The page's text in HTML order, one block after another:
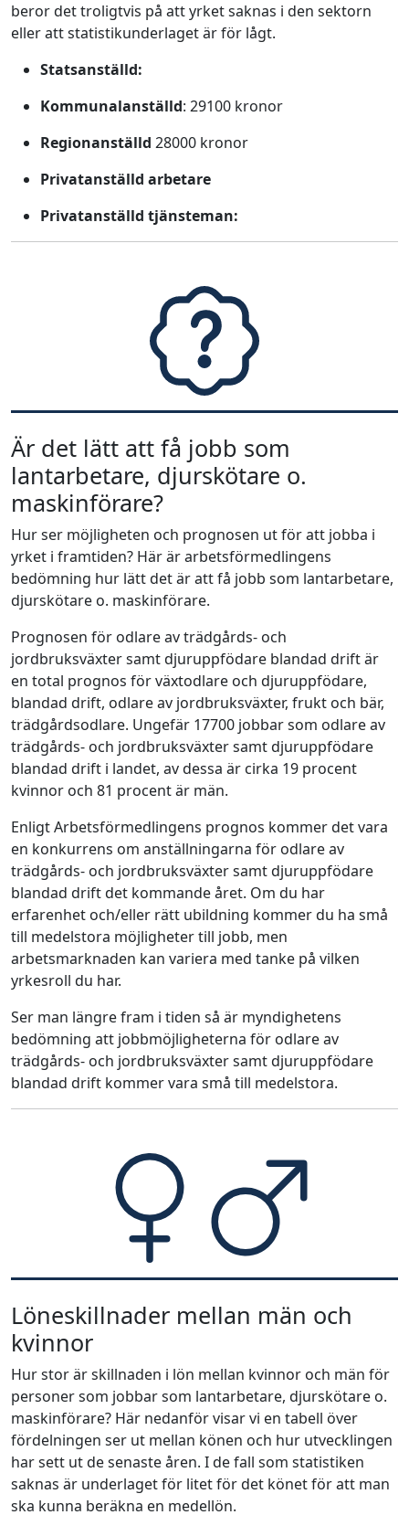
beror det troligtvis på att yrket saknas i den sektorn
eller att statistikunderlaget är för lågt.
Statsanställd:
Kommunalanställd: 29100 kronor
Regionanställd 28000 kronor
Privatanställd arbetare
Privatanställd tjänsteman:
Är det lätt att få jobb som
lantarbetare, djurskötare o.
maskinförare?
Hur ser möjligheten och prognosen ut för att jobba i
yrket i framtiden? Här är arbetsförmedlingens
bedömning hur lätt det är att få jobb som lantarbetare,
djurskötare o. maskinförare.
Prognosen för odlare av trädgårds- och
jordbruksväxter samt djuruppfödare blandad drift är
en total prognos för växtodlare och djuruppfödare,
blandad drift, odlare av jordbruksväxter, frukt och bär,
trädgårdsodlare. Ungefär 17700 jobbar som odlare av
trädgårds- och jordbruksväxter samt djuruppfödare
blandad drift i landet, av dessa är cirka 19 procent
kvinnor och 81 procent är män.
Enligt Arbetsförmedlingens prognos kommer det vara
en konkurrens om anställningarna för odlare av
trädgårds- och jordbruksväxter samt djuruppfödare
blandad drift det kommande året. Om du har
erfarenhet och/eller rätt ubildning kommer du ha små
till medelstora möjligheter till jobb, men
arbetsmarknaden kan variera med tanke på vilken
yrkesroll du har.
Ser man längre fram i tiden så är myndighetens
bedömning att jobbmöjligheterna för odlare av
trädgårds- och jordbruksväxter samt djuruppfödare
blandad drift kommer vara små till medelstora.
Löneskillnader mellan män och
kvinnor
Hur stor är skillnaden i lön mellan kvinnor och män för
personer som jobbar som lantarbetare, djurskötare o.
maskinförare? Här nedanför visar vi en tabell över
fördelningen ser ut mellan könen och hur utvecklingen
har sett ut de senaste åren. I de fall som statistiken
saknas är underlaget för litet för det könet för att man
ska kunna beräkna en medellön.